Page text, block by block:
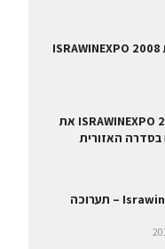
מה מחכה לנו בתערוכת ISRAWINEXPO 2008
יקבי כרמל יציגו ב- ISRAWINEXPO 2008 את
בסדרה האזורית
Israwinexpo 2012 – תערוכה